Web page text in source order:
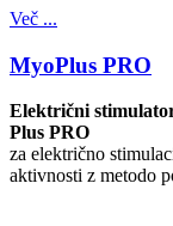
Več ...
MyoPlus PRO
Električni
Plus PRO
za električno
aktivnosti z metodo